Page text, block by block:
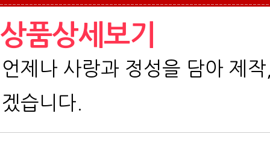
상품상세보기
언제나 사랑과 정성을 담아 제
겠습니다.